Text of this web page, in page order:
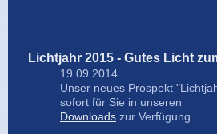
Lichtjahr 2015 - Gutes Licht
19.09.2014
Unser neues Prospekt
sofort für Sie in unseren
Downloads zur Verfügung.